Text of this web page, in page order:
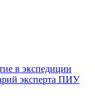
в экспедиции
эксперта ПИУ